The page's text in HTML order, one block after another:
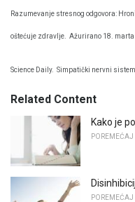
Razumevanje stresnog odgovora:
oštećuje zdravlje. Ažurirano 18. marta
Science Daily. Simpatički nervni
Related Content
Kako je